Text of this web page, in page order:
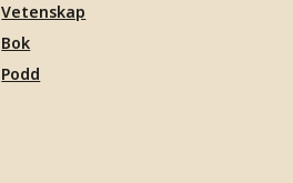
Vetenskap
Bok
Podd